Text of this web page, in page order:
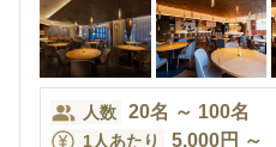
人数 20名 ～ 100名
1人あたり 5,000円 ～